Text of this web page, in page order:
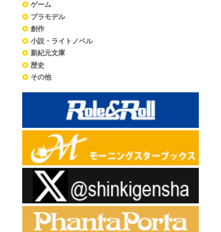
ゲーム
プラモデル
創作
小説・ライトノベル
新紀元文庫
歴史
その他